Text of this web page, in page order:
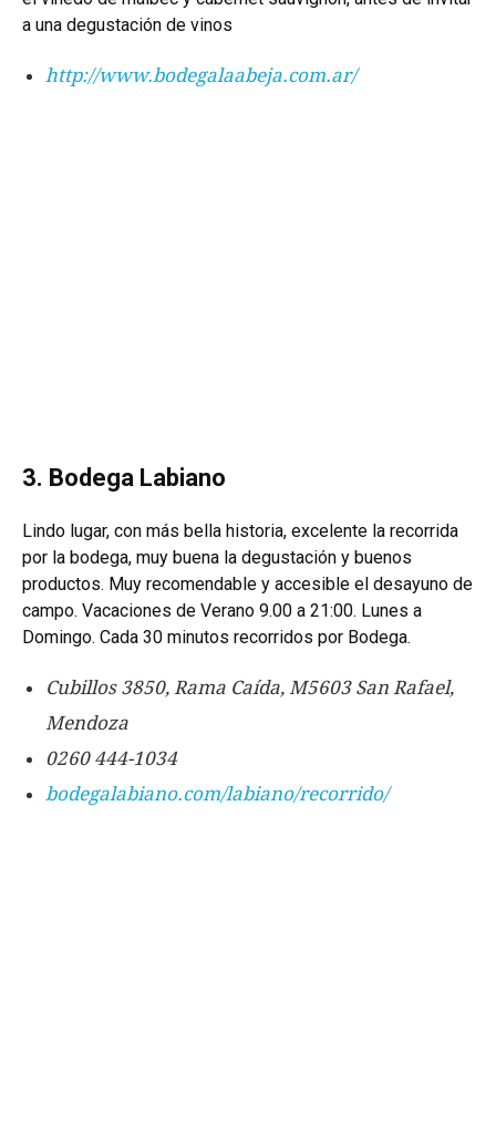
a una degustación de vinos
http://www.bodegalaabeja.com.ar/
3. Bodega Labiano
Lindo lugar, con más bella historia, excelente la recorrida
por la bodega, muy buena la degustación y buenos
productos. Muy recomendable y accesible el desayuno de
campo. Vacaciones de Verano 9.00 a 21:00. Lunes a
Domingo. Cada 30 minutos recorridos por Bodega.
Cubillos 3850, Rama Caída, M5603 San Rafael,
Mendoza
0260 444-1034
bodegalabiano.com/labiano/recorrido/